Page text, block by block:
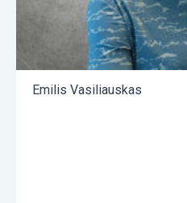
Emilis Vasiliauskas